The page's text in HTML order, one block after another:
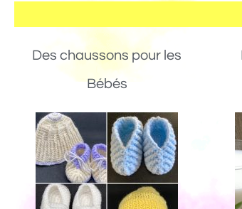
Des chaussons pour les
Bébés